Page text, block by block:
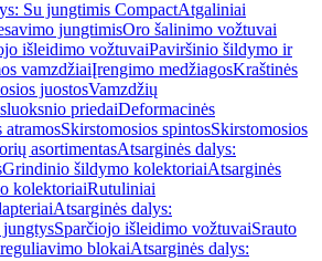
Su jungtimis CompactAtgaliniai
jungtimisOro šalinimo vožtuvai
išleidimo vožtuvaiPaviršinio šildymo ir
vamzdžiaiĮrengimo medžiagosKraštinės
juostosVamzdžių
priedaiDeformacinės
atramosSkirstomosios spintosSkirstomosios
asortimentasAtsarginės dalys:
Grindinio šildymo kolektoriaiAtsarginės
kolektoriaiRutuliniai
Atsarginės dalys:
Sparčiojo išleidimo vožtuvaiSrauto
blokaiAtsarginės dalys: